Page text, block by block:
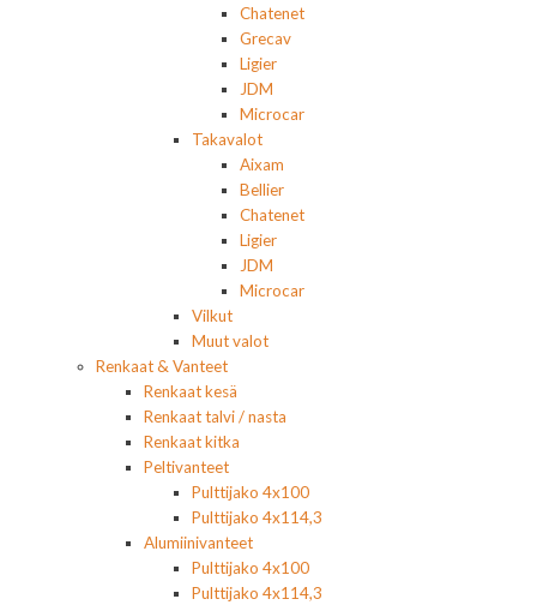
Chatenet
Grecav
Ligier
JDM
Microcar
Takavalot
Aixam
Bellier
Chatenet
Ligier
JDM
Microcar
Vilkut
Muut valot
Renkaat & Vanteet
Renkaat kesä
Renkaat talvi / nasta
Renkaat kitka
Peltivanteet
Pulttijako 4x100
Pulttijako 4x114,3
Alumiinivanteet
Pulttijako 4x100
Pulttijako 4x114,3